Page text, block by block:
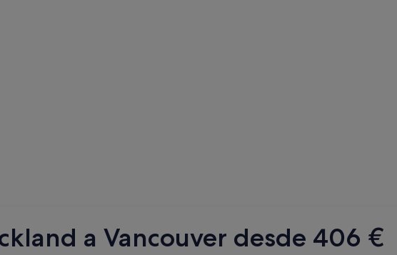
a Vancouver desde 406 €